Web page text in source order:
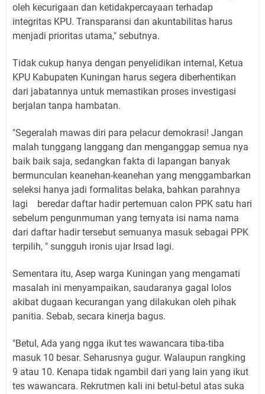
oleh kecurigaan dan ketidakpercayaan terhadap
integritas KPU. Transparansi dan akuntabilitas harus
menjadi prioritas utama," sebutnya.
Tidak cukup hanya dengan penyelidikan internal, Ketua
KPU Kabupaten Kuningan harus segera diberhentikan
dari jabatannya untuk memastikan proses investigasi
berjalan tanpa hambatan.
"Segeralah mawas diri para pelacur demokrasi! Jangan
malah tunggang langgang dan menganggap semua nya
baik baik saja, sedangkan fakta di lapangan banyak
bermunculan keanehan-keanehan yang menggambarkan
seleksi hanya jadi formalitas belaka, bahkan parahnya
lagi beredar daftar hadir pertemuan calon PPK satu hari
sebelum pengunmuman yang ternyata isi nama nama
dari daftar hadir tersebut semuanya masuk sebagai PPK
terpilih, " sungguh ironis ujar Irsad lagi.
Sementara itu, Asep warga Kuningan yang mengamati
masalah ini menyampaikan, saudaranya gagal lolos
akibat dugaan kecurangan yang dilakukan oleh pihak
panitia. Sebab, secara kinerja bagus.
"Betul, Ada yang ngga ikut tes wawancara tiba-tiba
masuk 10 besar. Seharusnya gugur. Walaupun rangking
9 atau 10. Kenapa tidak ngambil dari yang lain yang ikut
tes wawancara. Rekrutmen kali ini betul-betul atas suka